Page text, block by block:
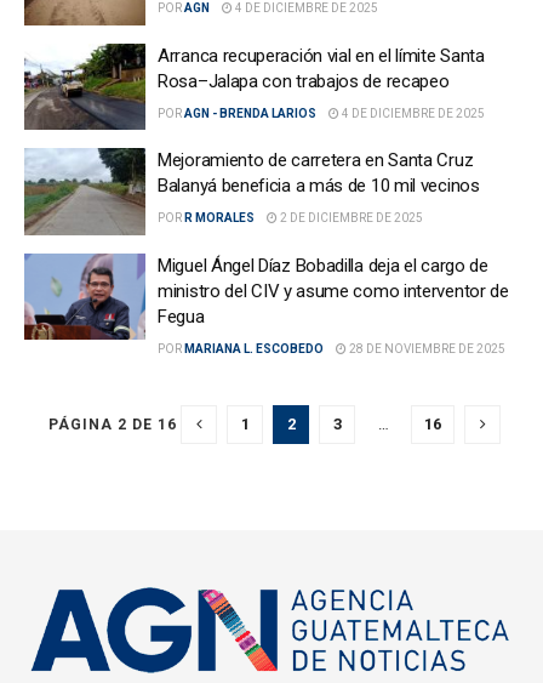
PORAGN 4 DE DICIEMBRE DE 2025
Arranca recuperación vial en el límite Santa
Rosa–Jalapa con trabajos de recapeo
PORAGN - BRENDA LARIOS 4 DE DICIEMBRE DE 2025
Mejoramiento de carretera en Santa Cruz
Balanyá beneficia a más de 10 mil vecinos
POR R MORALES 2 DE DICIEMBRE DE 2025
Miguel Ángel Díaz Bobadilla deja el cargo de
ministro del CIV y asume como interventor de
Fegua
POR MARIANA L. ESCOBEDO 28 DE NOVIEMBRE DE 2025
PÁGINA 2 DE 16 1 2 3 16